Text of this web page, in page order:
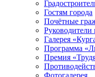
Гостям города
Почётные
Руководители
Галерея
Программа
Премия
Фотогалерея